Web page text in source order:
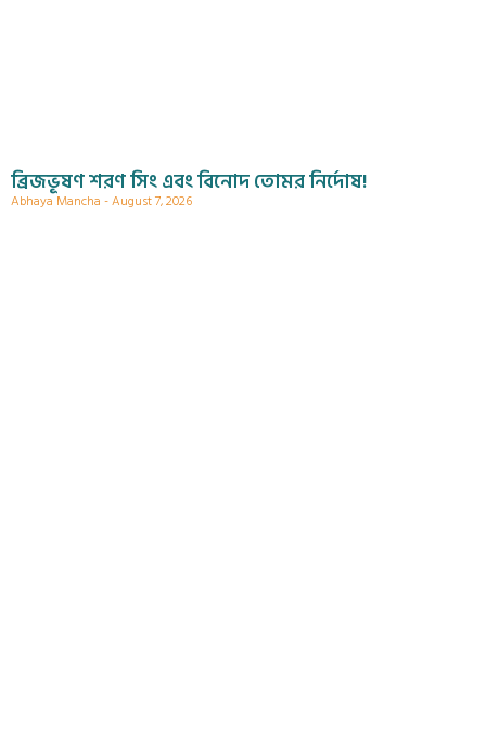
ব্রিজভূষণ শরণ সিং এবং বিনোদ তোমর নির্দোষ!
Abhaya Mancha August 7, 2026